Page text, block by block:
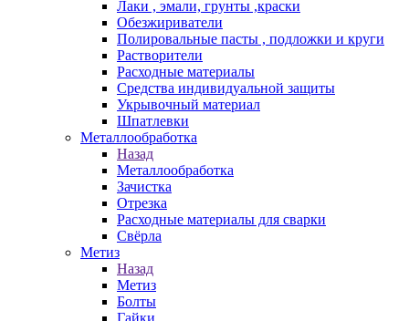
Лаки , эмали, грунты ,краски
Обезжириватели
Полировальные пасты , подложки и круги
Растворители
Расходные материалы
Средства индивидуальной защиты
Укрывочный материал
Шпатлевки
Металлообработка
Назад
Металлообработка
Зачистка
Отрезка
Расходные материалы для сварки
Свёрла
Метиз
Назад
Метиз
Болты
Гайки